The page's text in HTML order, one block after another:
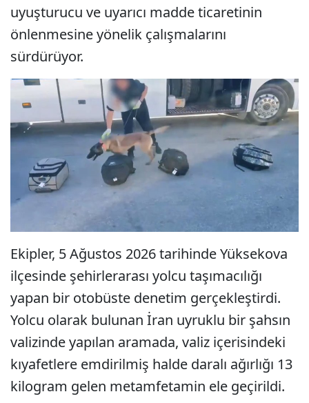
uyuşturucu ve uyarıcı madde ticaretinin
önlenmesine yönelik çalışmalarını
sürdürüyor.
Ekipler, 5 Ağustos 2026 tarihinde Yüksekova
ilçesinde şehirlerarası yolcu taşımacılığı
yapan bir otobüste denetim gerçekleştirdi.
Yolcu olarak bulunan İran uyruklu bir şahsın
valizinde yapılan aramada, valiz içerisindeki
kıyafetlere emdirilmiş halde daralı ağırlığı 13
kilogram gelen metamfetamin ele geçirildi.